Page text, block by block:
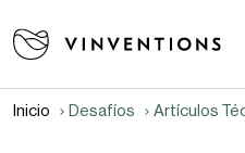
Nuestras
Tus
Inicio Desafíos Artículos